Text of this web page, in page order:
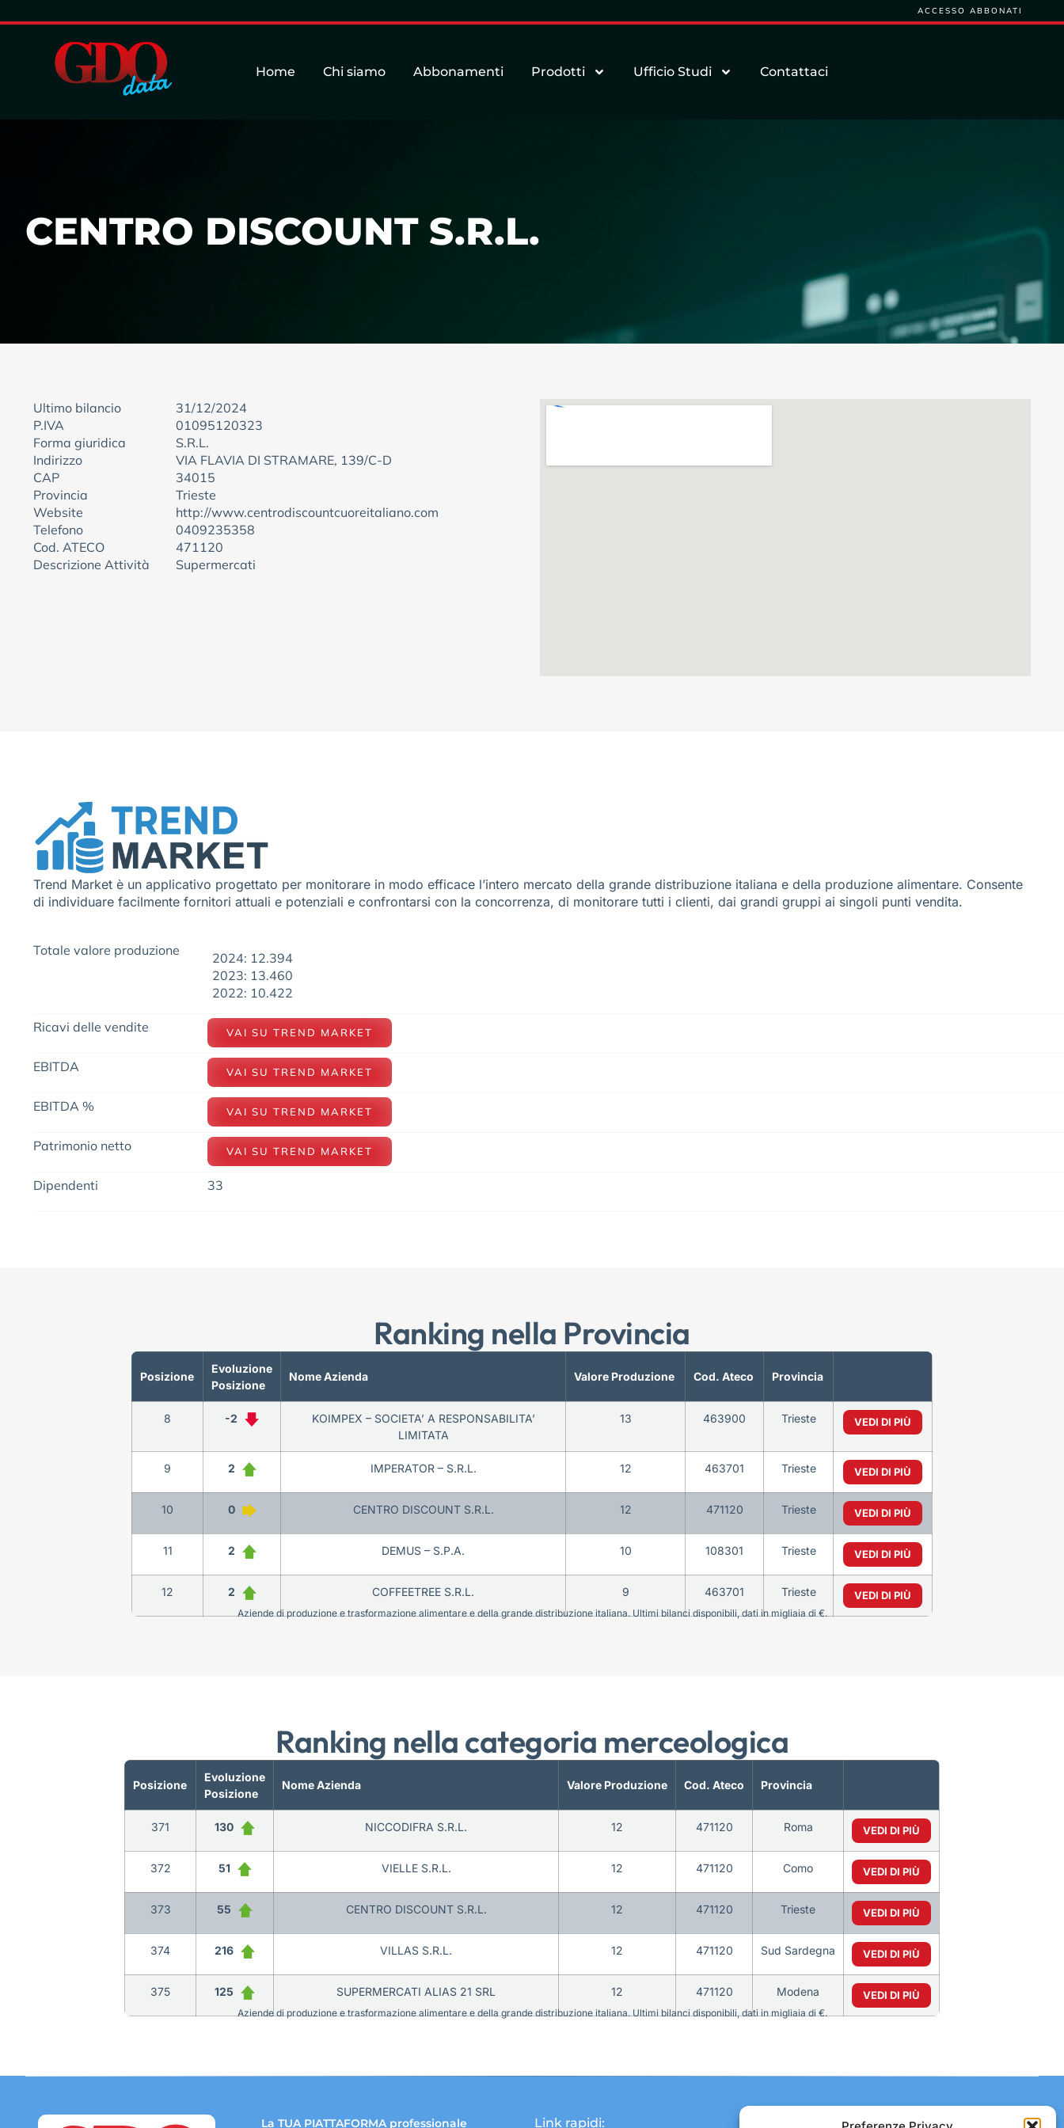
ACCESSO ABBONATI
Home Chi siamo Abbonamenti Prodotti Ufficio Studi Contattaci
CENTRO DISCOUNT S.R.L.
Ultimo bilancio
31/12/2024
P.IVA
01095120323
Forma giuridica
S.R.L.
Indirizzo
VIA FLAVIA DI STRAMARE, 139/C-D
CAP
34015
Provincia
Trieste
Website
http://www.centrodiscountcuoreitaliano.com
Telefono
0409235358
Cod. ATECO
471120
Descrizione Attività
Supermercati
Trend Market è un applicativo progettato per monitorare in modo efficace l’intero mercato della grande distribuzione italiana e della produzione alimentare. Consente
di individuare facilmente fornitori attuali e potenziali e confrontarsi con la concorrenza, di monitorare tutti i clienti, dai grandi gruppi ai singoli punti vendita.
Totale valore produzione
2024: 12.394
2023: 13.460
2022: 10.422
Ricavi delle vendite VAI SU TREND MARKET
EBITDA VAI SU TREND MARKET
EBITDA % VAI SU TREND MARKET
Patrimonio netto VAI SU TREND MARKET
Dipendenti 33
Ranking nella Provincia
Posizione
Evoluzione
Posizione
Nome Azienda Valore Produzione Cod. Ateco Provincia
8 -2
KOIMPEX – SOCIETA’ A RESPONSABILITA’
LIMITATA
13 463900 Trieste VEDI DI PIÙ
9 2 IMPERATOR – S.R.L. 12 463701 Trieste VEDI DI PIÙ
10 0 CENTRO DISCOUNT S.R.L. 12 471120 Trieste VEDI DI PIÙ
11 2 DEMUS – S.P.A. 10 108301 Trieste VEDI DI PIÙ
12 2 COFFEETREE S.R.L. 9 463701 Trieste VEDI DI PIÙ
Aziende di produzione e trasformazione alimentare e della grande distribuzione italiana. Ultimi bilanci disponibili, dati in migliaia di €.
Ranking nella categoria merceologica
Posizione
Evoluzione
Posizione
Nome Azienda Valore Produzione Cod. Ateco Provincia
371 130 NICCODIFRA S.R.L. 12 471120 Roma VEDI DI PIÙ
372 51 VIELLE S.R.L. 12 471120 Como VEDI DI PIÙ
373 55 CENTRO DISCOUNT S.R.L. 12 471120 Trieste VEDI DI PIÙ
374 216 VILLAS S.R.L. 12 471120 Sud Sardegna VEDI DI PIÙ
375 125 SUPERMERCATI ALIAS 21 SRL 12 471120 Modena VEDI DI PIÙ
Aziende di produzione e trasformazione alimentare e della grande distribuzione italiana. Ultimi bilanci disponibili, dati in migliaia di €.
La TUA PIATTAFORMA professionale Link rapidi: